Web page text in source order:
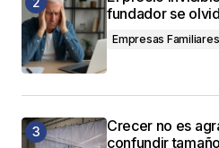
fundador se
Empresas Familiares
Crecer no es
confundir